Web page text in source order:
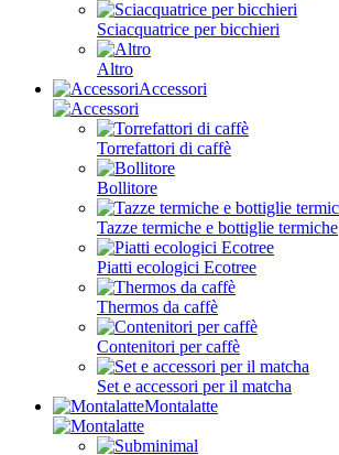
Sciacquatrice per bicchieri
Altro
Accessori
Torrefattori di caffè
Bollitore
Tazze termiche e bottiglie termiche
Piatti ecologici Ecotree
Thermos da caffè
Contenitori per caffè
Set e accessori per il matcha
Montalatte